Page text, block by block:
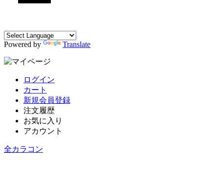
Powered by Translate
ログイン
カート
新規会員登録
注文履歴
お気に入り
アカウント
全カラコン